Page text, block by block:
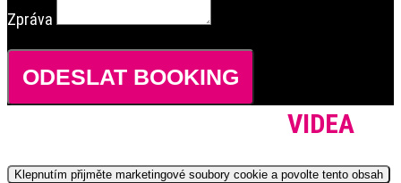
Zpráva
ODESLAT BOOKING
VIDEA
Klepnutím přijměte marketingové soubory cookie a povolte tento obsah